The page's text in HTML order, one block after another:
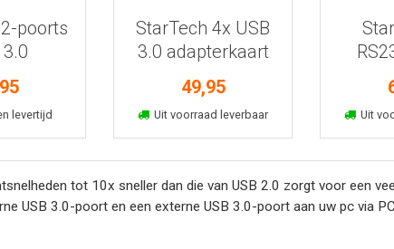
poorts
3.0
met
levertijd
StarTech 4x USB
3.0 adapterkaart
49,95
Uit voorraad leverbaar
In winkelmand Uit
In
tot 10x sneller dan die van USB 2.0 zorgt voor een
USB 3.0-poort en een externe USB 3.0-poort aan uw pc via